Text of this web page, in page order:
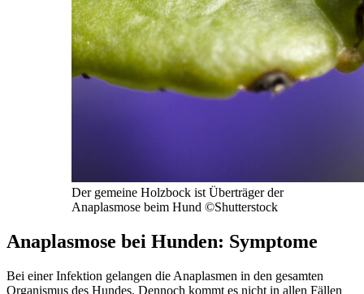
Der gemeine Holzbock ist Überträger der
Anaplasmose beim Hund ©Shutterstock
Anaplasmose bei Hunden: Symptome
Bei einer Infektion gelangen die Anaplasmen in den gesamten
Organismus des Hundes. Dennoch kommt es nicht in allen Fällen